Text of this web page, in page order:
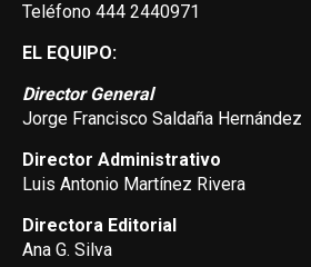
Teléfono 444 2440971
EL EQUIPO:
Director General
Jorge Francisco Saldaña Hernández
Director Administrativo
Luis Antonio Martínez Rivera
Directora Editorial
Ana G. Silva